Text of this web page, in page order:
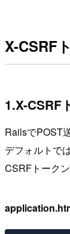
X-CSRF
1.X-CSRF
RailsでPOST
デフォルトで
CSRFトーク